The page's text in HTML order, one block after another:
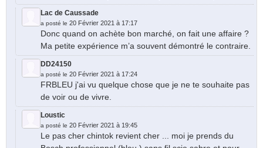
Lac de Caussade
a posté le 20 Février 2021 à 17:17
Donc quand on achète bon marché, on fait une affaire ?
Ma petite expérience m’a souvent démontré le contraire.
DD24150
a posté le 20 Février 2021 à 17:24
FRBLEU j'ai vu quelque chose que je ne te souhaite pas
de voir ou de vivre.
Loustic
a posté le 20 Février 2021 à 19:45
Le pas cher chintok revient cher ... moi je prends du